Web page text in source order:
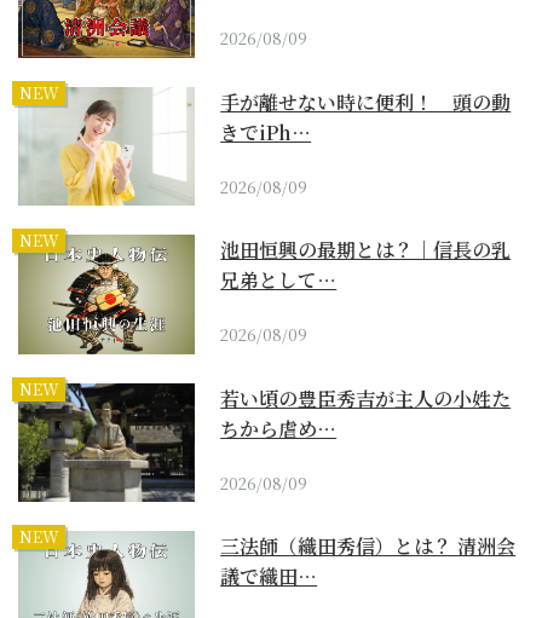
2026/08/09
NEW
手が離せない時に便利！ 頭の動
きでiPh…
2026/08/09
NEW
池田恒興の最期とは？｜信長の乳
兄弟として…
2026/08/09
NEW
若い頃の豊臣秀吉が主人の小姓た
ちから虐め…
2026/08/09
NEW
三法師（織田秀信）とは？ 清洲会
議で織田…